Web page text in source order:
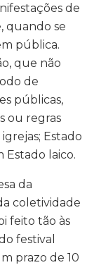
de
quando se
pública.
que não
de
públicas,
ou regras
Estado
Estado laico.
da
coletividade
feito tão às
festival
prazo de 10